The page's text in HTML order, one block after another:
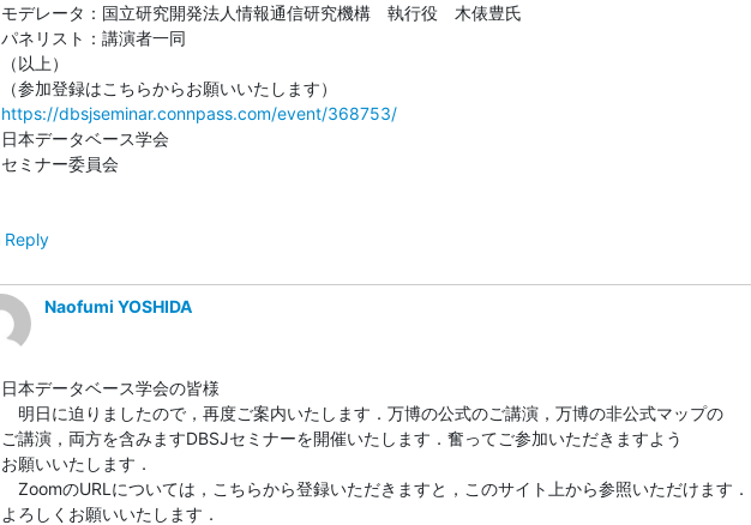
モデレータ：国立研究開発法人情報通信研究機構　執行役　木俵豊氏
パネリスト：講演者一同
（以上）
https://dbsjseminar.connpass.com/event/368753/
日本データベース学会
セミナー委員会
Reply
Naofumi YOSHIDA
日本データベース学会の皆様
明日に迫りましたので，再度ご案内いたします．万博の公式のご講演，万博の非公式マップの
ご講演，両方を含みますDBSJセミナーを開催いたします．奮ってご参加いただきますよう
お願いいたします．
ZoomのURLについては，こちらから登録いただきますと，このサイト上から参照いただけます．
よろしくお願いいたします．